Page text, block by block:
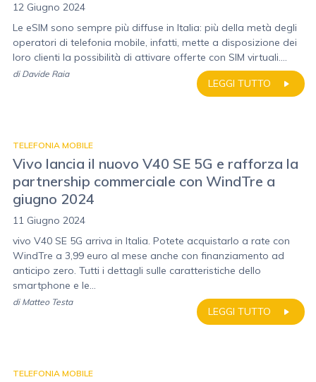
12 Giugno 2024
Le eSIM sono sempre più diffuse in Italia: più della metà degli
operatori di telefonia mobile, infatti, mette a disposizione dei
loro clienti la possibilità di attivare offerte con SIM virtuali....
LEGGI TUTTO
di Davide Raia
TELEFONIA MOBILE
Vivo lancia il nuovo V40 SE 5G e rafforza la
partnership commerciale con WindTre a
giugno 2024
11 Giugno 2024
vivo V40 SE 5G arriva in Italia. Potete acquistarlo a rate con
WindTre a 3,99 euro al mese anche con finanziamento ad
anticipo zero. Tutti i dettagli sulle caratteristiche dello
smartphone e le...
LEGGI TUTTO
di Matteo Testa
TELEFONIA MOBILE